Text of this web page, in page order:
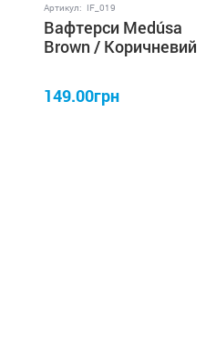
Артикул: IF_019
Вафтерси Medúsa
Brown / Коричневий
149.00грн